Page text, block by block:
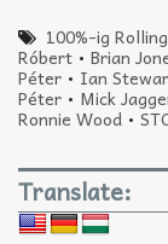
100%-ig
Róbert • Brian
Péter • Ian
Péter • Mick
Ronnie Wood •
Translate: